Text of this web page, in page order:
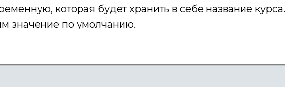
которая будет хранить в себе название курса.
значение по умолчанию.